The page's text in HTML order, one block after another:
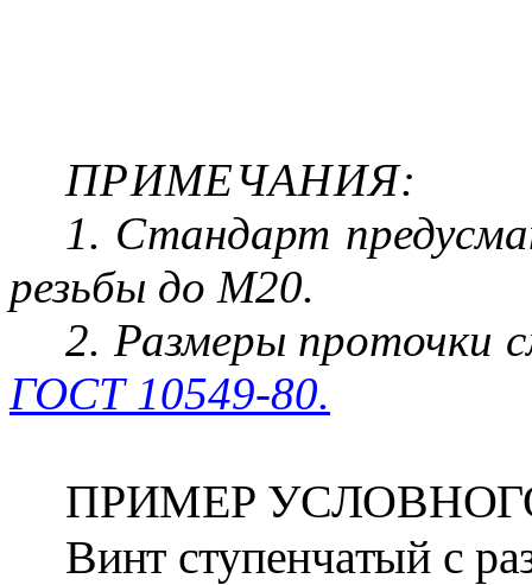
ПРИМЕЧАНИЯ:
1. Стандарт
резьбы до М20.
2. Размеры проточки
ГОСТ 10549-80.
ПРИМЕР
Винт ступенчатый с